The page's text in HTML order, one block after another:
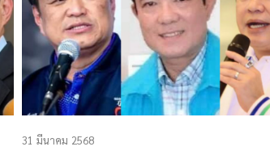
31 มีนาคม 2568